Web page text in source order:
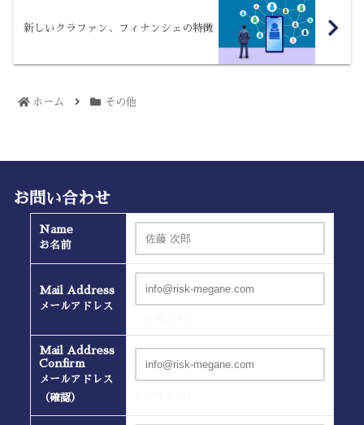
新しいクラファン、フィナンシェの特徴
ホーム その他
お問い合わせ
Name
お名前
Mail Address
メールアドレス
Mail Address
Confirm
メールアドレス
（確認）